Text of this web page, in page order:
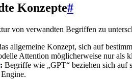
Konzepte#
von verwandten Begriffen zu
allgemeine Konzept, sich auf
Attention möglicherweise nur als
: Begriffe wie „GPT“ beziehen sich auf